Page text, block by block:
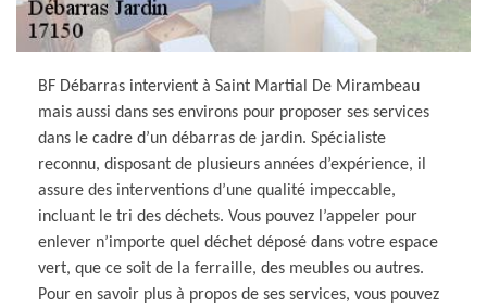
BF Débarras intervient à Saint Martial De Mirambeau
mais aussi dans ses environs pour proposer ses services
dans le cadre d’un débarras de jardin. Spécialiste
reconnu, disposant de plusieurs années d’expérience, il
assure des interventions d’une qualité impeccable,
incluant le tri des déchets. Vous pouvez l’appeler pour
enlever n’importe quel déchet déposé dans votre espace
vert, que ce soit de la ferraille, des meubles ou autres.
Pour en savoir plus à propos de ses services, vous pouvez